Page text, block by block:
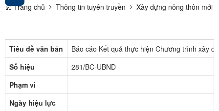
Trang chủ Thông tin tuyên truyền Xây dựng nông thôn mới
Tiêu đề văn bản
Báo cáo Kết quả thực hiện Chương trình xây
Số hiệu
281/BC-UBND
Phạm vi
Ngày hiệu lực